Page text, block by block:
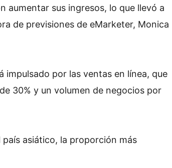
aumentar sus ingresos, lo que llevó a
de previsiones de eMarketer, Monica
por las ventas en línea, que
30% y un volumen de negocios por
asiático, la proporción más